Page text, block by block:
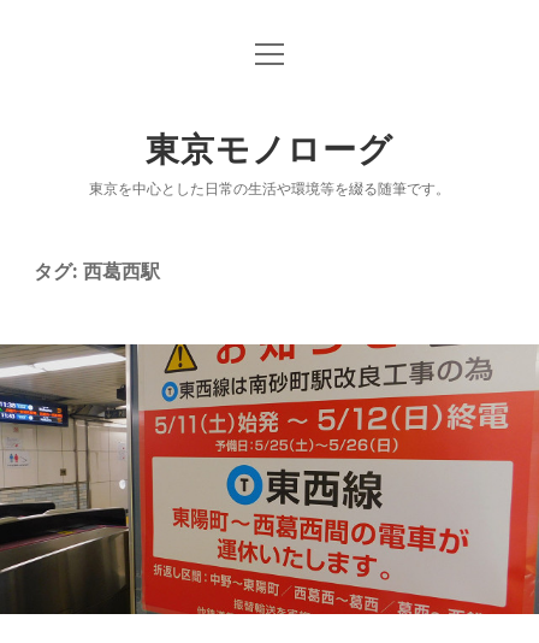
「東京モノローグ」オリジナル版
「続々 東京百景」
鉄道クイズシリーズ「駅Ｑ」
電子書籍（パブー公開分）
NOTE
youtube
open
東京モノローグ
東京を中心とした日常の生活や環境等を綴る随筆です。
タグ: 西葛西駅